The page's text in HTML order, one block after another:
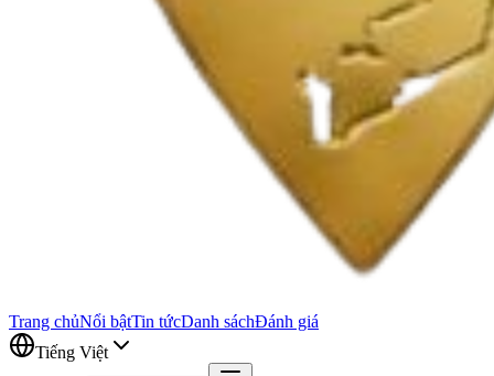
Trang chủNổi bậtTin tứcDanh sáchĐánh giá
Tiếng Việt